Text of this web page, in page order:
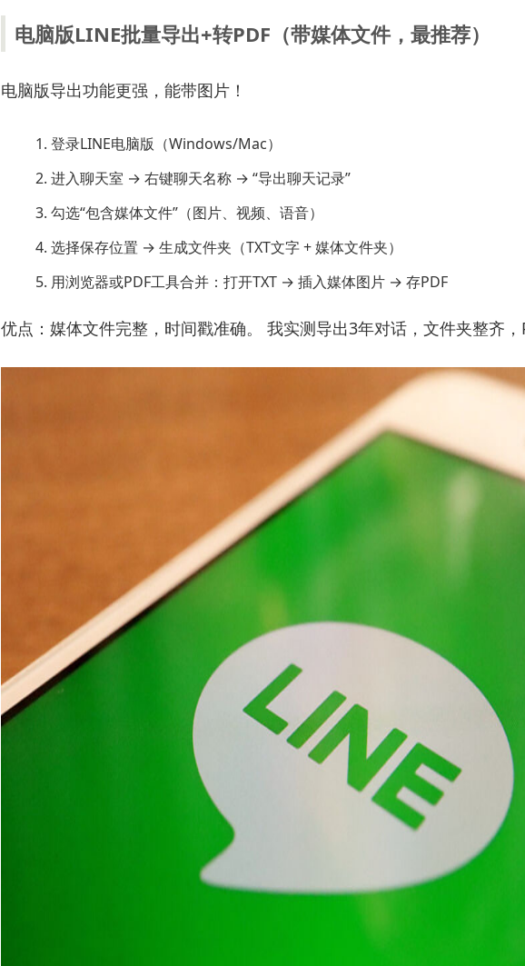
电脑版LINE批量导出+转PDF（带媒体文件，最推荐）
电脑版导出功能更强，能带图片！
登录LINE电脑版（Windows/Mac）
进入聊天室 → 右键聊天名称 → “导出聊天记录”
勾选“包含媒体文件”（图片、视频、语音）
选择保存位置 → 生成文件夹（TXT文字 + 媒体文件夹）
用浏览器或PDF工具合并：打开TXT → 插入媒体图片 → 存PDF
优点：媒体文件完整，时间戳准确。 我实测导出3年对话，文件夹整齐，